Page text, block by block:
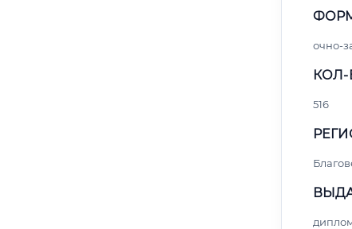
очно-
516